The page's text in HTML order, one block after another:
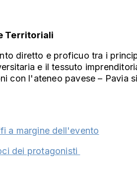
Territoriali
diretto e proficuo tra i
e il tessuto
con l'ateneo pavese – Pavia
a margine dell'evento
dei protagonisti